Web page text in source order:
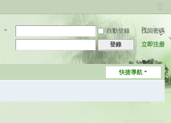
切
到
窄
自動登錄
找回密碼
登錄 立即注册
快捷導航